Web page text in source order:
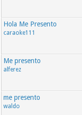
Hola Me Presento
caraoke111
Me presento
alferez
me presento
waldo